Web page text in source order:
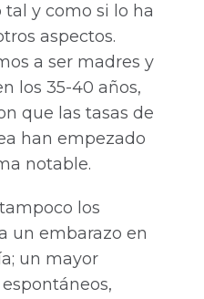
y como si lo ha
aspectos.
a ser madres y
los 35-40 años,
que las tasas de
han empezado
notable.
los
un embarazo en
un mayor